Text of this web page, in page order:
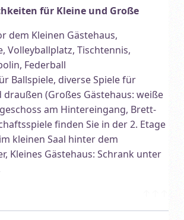
für Kleine und Große
dem Kleinen Gästehaus,
Volleyballplatz, Tischtennis,
Federball
Ballspiele, diverse Spiele für
(Großes Gästehaus: weiße
am Hintereingang, Brett-
finden Sie in der 2. Etage
kleinen Saal hinter dem
Kleines Gästehaus: Schrank unter